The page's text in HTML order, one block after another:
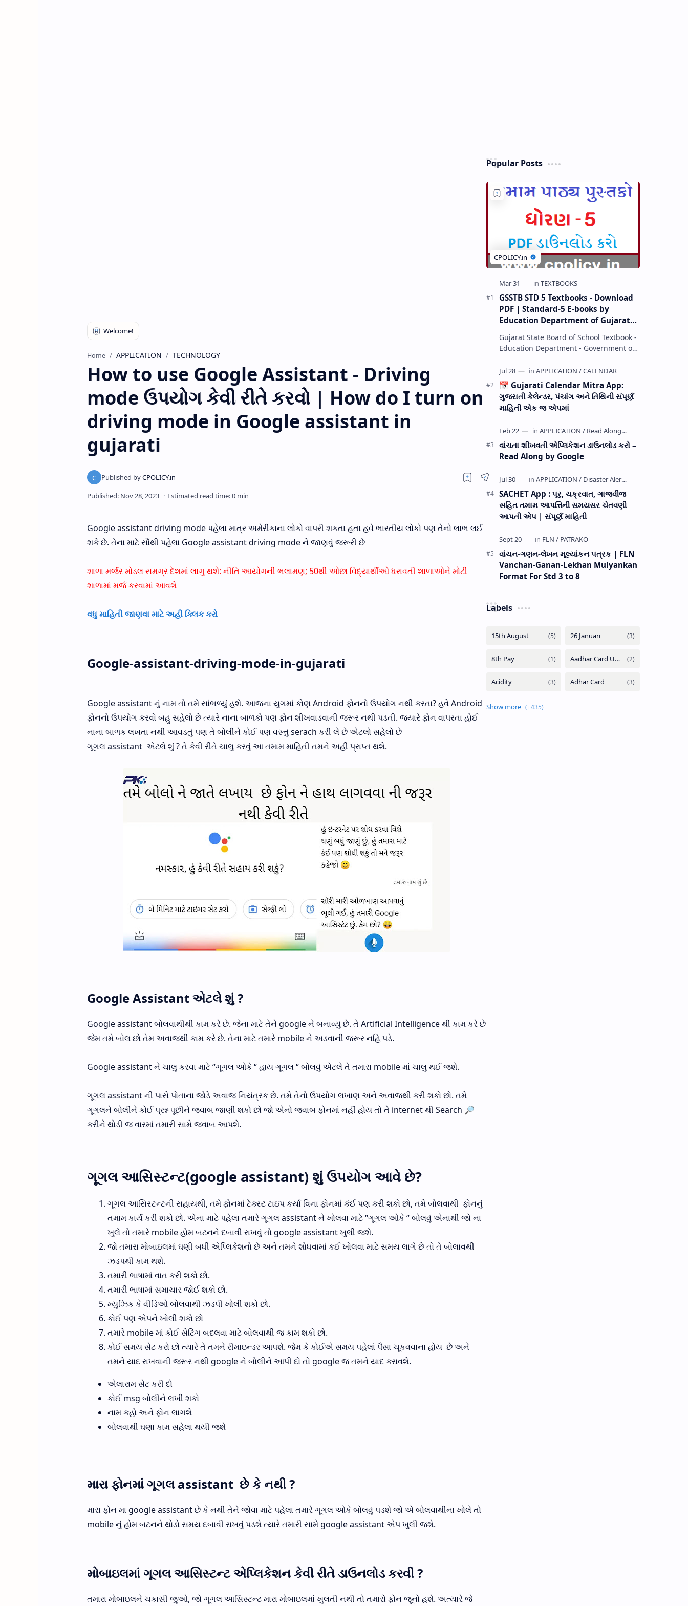
Home APPLICATION TECHNOLOGY
How to use Google Assistant - Driving
mode ઉપયોગ કેવી રીતે કરવો | How do I turn on
driving mode in Google assistant in
gujarati
Google assistant driving mode પહેલા માત્ર અમેરીકાના લોકો વાપરી શકતા હતા હવે ભારતીય લોકો પણ તેનો લાભ લઈ
શકે છે. તેના માટે સૌથી પહેલા Google assistant driving mode ને જાણવું જરૂરી છે
શાળા મર્જર મોડલ સમગ્ર દેશમાં લાગુ થશે: નીતિ આયોગની ભલામણ; 50થી ઓછા વિદ્યાર્થીઓ ધરાવતી શાળાઓને મોટી
શાળામાં મર્જ કરવામાં આવશે
વધુ માહિતી જાણવા માટે અહીં ક્લિક કરો
Google-assistant-driving-mode-in-gujarati
Google assistant નું નામ તો તમે સાંભળ્યું હશે. આજના યુગમાં કોણ Android ફોનનો ઉપયોગ નથી કરતા? હવે Android
ફોનનો ઉપયોગ કરવો બહુ સહેલો છે ત્યારે નાના બાળકો પણ ફોન શીખવાડવાની જરૂર નથી પડતી. જયારે ફોન વાપરતા હોઈ
નાના બાળક લખતા નથી આવડતું પણ તે બોલીને કોઈ પણ વસ્ત્તું serach કરી લે છે એટલો સહેલો છે
ગૂગલ assistant એટલે શું ? તે કેવી રીતે ચાલુ કરવું આ તમામ માહિતી તમને અહીં પ્રાપ્ત થશે.
Google Assistant એટલે શું ?
Google assistant બોલવાથીથી કામ કરે છે. જેના માટે તેને google ને બનાવ્યું છે. તે Artificial Intelligence થી કામ કરે છે
જેમ તમે બોલ છો તેમ અવાજથી કામ કરે છે. તેના માટે તમારે mobile ને અડવાની જરૂર નહિ પડે.
Google assistant ને ચાલુ કરવા માટે “ગૂગલ ઓકે “ હાય ગૂગલ “ બોલવું એટલે તે તમારા mobile માં ચાલુ થઈ જશે.
ગૂગલ assistant ની પાસે પોતાના જોડે અવાજ નિયંત્રક છે. તમે તેનો ઉપયોગ લખાણ અને અવાજથી કરી શકો છો. તમે
ગૂગલને બોલીને કોઈ પ્રશ્ન પૂછીને જવાબ જાણી શકો છો જો એનો જવાબ ફોનમાં નહીં હોય તો તે internet થી Search 🔎
કરીને થોડી જ વારમાં તમારી સામે જવાબ આપશે.
ગૂગલ આસિસ્ટન્ટ(google assistant) શું ઉપયોગ આવે છે?
ગૂગલ આસિસ્ટન્ટની સહાયથી, તમે ફોનમાં ટેક્સ્ટ ટાઇપ કર્યા વિના ફોનમાં કંઈ પણ કરી શકો છો, તમે બોલવાથી ફોનનું
તમામ કાર્ય કરી શકો છો. એના માટે પહેલા તમારે ગૂગલ assistant ને ખોલવા માટે “ગૂગલ ઓકે “ બોલવું એનાથી જો ના
ખુલે તો તમારે mobile હોમ બટનને દબાવી રાખવું તો google assistant ખુલી જશે.
જો તમારા મોબાઇલમાં ઘણી બધી એપ્લિકેશનો છે અને તમને શોધવામાં કઈ ખોલવા માટે સમય લાગે છે તો તે બોલાવથી
ઝડપથી કામ થશે.
તમારી ભાષામાં વાત કરી શકો છો.
તમારી ભાષામાં સમાચાર જોઈ શકો છો.
મ્યુઝિક કે વીડિઓ બોલવાથી ઝડપી ખોલી શકો છો.
કોઈ પણ એપને ખોલી શકો છો
તમારે mobile માં કોઈ સેટિંગ બદલવા માટે બોલવાથી જ કામ શકો છો.
કોઈ સમય સેટ કરો છો ત્યારે તે તમને રીમાઇન્ડર આપશે. જેમ કે કોઈએ સમય પહેલાં પૈસા ચૂકવવાના હોય છે અને
તમને યાદ રાખવાની જરૂર નથી google ને બોલીને આપી દો તો google જ તમને યાદ કરાવશે.
એલારામ સેટ કરી દો
કોઈ msg બોલીને લખી શકો
નામ કહો અને ફોન લાગશે
બોલવાથી ઘણા કામ સહેલા થયી જશે
મારા ફોનમાં ગૂગલ assistant છે કે નથી ?
મારા ફોન મા google assistant છે કે નથી તેને જોવા માટે પહેલા તમારે ગૂગલ ઓકે બોલવું પડશે જો એ બોલવાથીના ખોલે તો
mobile નું હોમ બટનને થોડો સમય દબાવી રાખવું પડશે ત્યારે તમારી સામે google assistant એપ ખુલી જશે.
મોબાઇલમાં ગૂગલ આસિસ્ટન્ટ એપ્લિકેશન કેવી રીતે ડાઉનલોડ કરવી ?
તમારા મોબાઇલને ચકાસી જુઓ, જો ગૂગલ આસિસ્ટન્ટ મારા મોબાઇલમાં ખુલતી નથી તો તમારો ફોન જૂનો હશે. અત્યારે જે
Popular Posts
GSSTB STD 5 Textbooks - Download
PDF | Standard-5 E-books by
Education Department of Gujarat
Gujarat State Board of School Textbook -
Education Department - Government of
STD 1,2,3,4,5,6,7,8,9,10,11,12 E…
📅 Gujarati Calendar Mitra App:
ગુજરાતી કેલેન્ડર, પંચાંગ અને તિથિની સંપૂર્ણ
માહિતી એક જ એપમાં
વાંચતા શીખવતી એપ્લિકેશન ડાઉનલોડ કરો –
Read Along by Google
SACHET App : પૂર, ચક્રવાત, ગાજવીજ
સહિત તમામ આપત્તિની સમયસર ચેતવણી
આપતી એપ | સંપૂર્ણ માહિતી
વાંચન-ગણન-લેખન મૂલ્યાંકન પત્રક | FLN
Vanchan-Ganan-Lekhan Mulyankan
Format For Std 3 to 8
Labels